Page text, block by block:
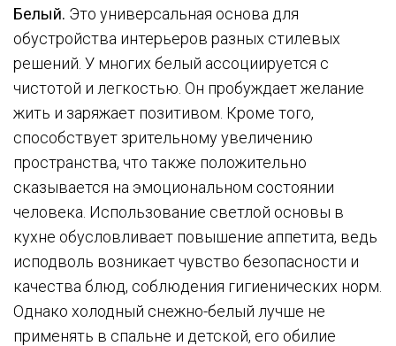
Белый. Это универсальная основа для
обустройства интерьеров разных стилевых
решений. У многих белый ассоциируется с
чистотой и легкостью. Он пробуждает желание
жить и заряжает позитивом. Кроме того,
способствует зрительному увеличению
пространства, что также положительно
сказывается на эмоциональном состоянии
человека. Использование светлой основы в
кухне обусловливает повышение аппетита, ведь
исподволь возникает чувство безопасности и
качества блюд, соблюдения гигиенических норм.
Однако холодный снежно-белый лучше не
применять в спальне и детской, его обилие